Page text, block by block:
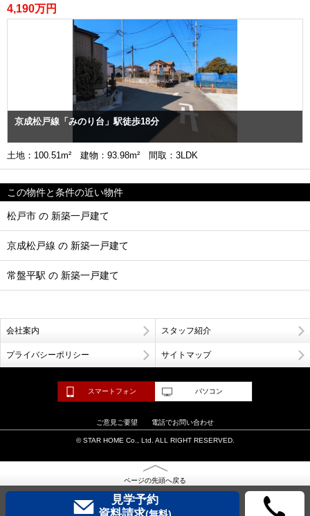
4,190万円
京成松戸線「みのり台」駅徒歩18分
土地：100.51m² 建物：93.98m² 間取：3LDK
この物件と条件の近い物件
松戸市 の 新築一戸建て
京成松戸線 の 新築一戸建て
常盤平駅 の 新築一戸建て
会社案内 スタッフ紹介
プライバシーポリシー サイトマップ
スマートフォン パソコン
ご意見ご要望 電話でお問い合わせ
© STAR HOME Co., Ltd. ALL RIGHT RESERVED.
ページの先頭へ戻る
見学予約